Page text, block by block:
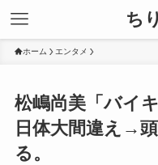
ち
ホーム エンタメ
松嶋尚美「バイ
日体大間違え→
る。